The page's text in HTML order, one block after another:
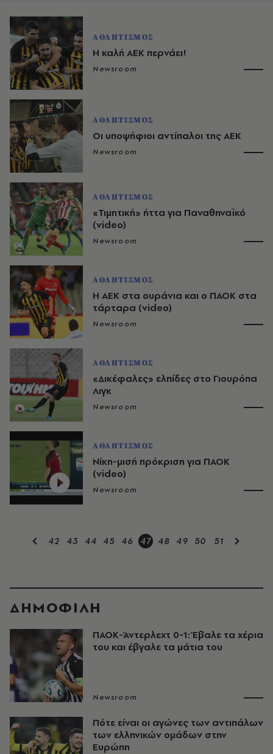
ΑΘΛΗΤΙΣΜΟΣ
Η καλή ΑΕΚ περνάει!
Newsroom
ΑΘΛΗΤΙΣΜΟΣ
Οι υποψήφιοι αντίπαλοι της ΑΕΚ
Newsroom
ΑΘΛΗΤΙΣΜΟΣ
«Τιμητική» ήττα για Παναθηναϊκό
(video)
Newsroom
ΑΘΛΗΤΙΣΜΟΣ
Η ΑΕΚ στα ουράνια και ο ΠΑΟΚ στα
τάρταρα (video)
Newsroom
ΑΘΛΗΤΙΣΜΟΣ
«Δικέφαλες» ελπίδες στο Γιουρόπα
Λιγκ
Newsroom
ΑΘΛΗΤΙΣΜΟΣ
Νίκη-μισή πρόκριση για ΠΑΟΚ
(video)
Newsroom
42 43 44 45 46 47 48 49 50 51
ΔΗΜΟΦΙΛΗ
ΠΑΟΚ-Άντερλεχτ 0-1: Έβαλε τα χέρια
του και έβγαλε τα μάτια του
Newsroom
Πότε είναι οι αγώνες των αντιπάλων
των ελληνικών ομάδων στην
Ευρώπη